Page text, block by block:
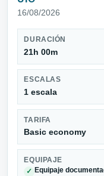
16/08/2026
DURACIÓN
21h 00m
ESCALAS
1 escala
TARIFA
Basic economy
EQUIPAJE
✓ Equipaje